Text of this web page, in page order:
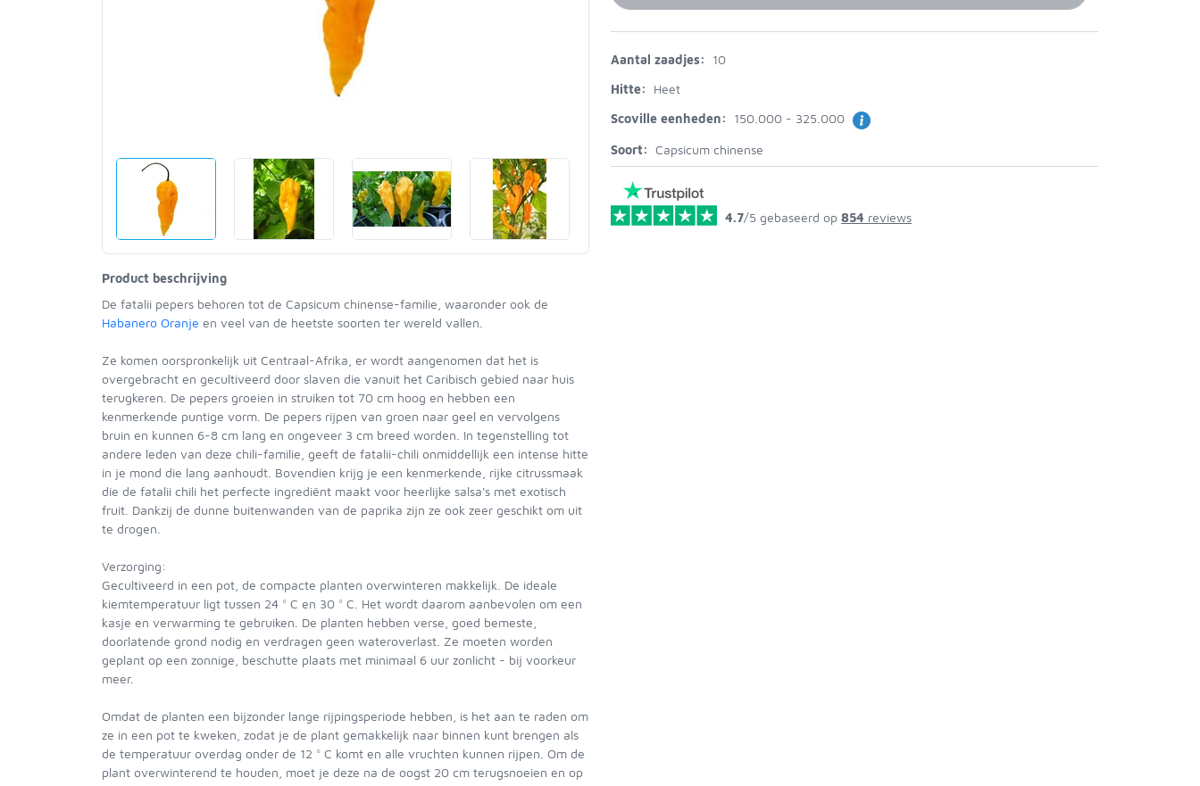
Product beschrijving
De fatalii pepers behoren tot de Capsicum chinense-familie, waaronder ook de
Habanero Oranje en veel van de heetste soorten ter wereld vallen.
Ze komen oorspronkelijk uit Centraal-Afrika, er wordt aangenomen dat het is
overgebracht en gecultiveerd door slaven die vanuit het Caribisch gebied naar huis
terugkeren. De pepers groeien in struiken tot 70 cm hoog en hebben een
kenmerkende puntige vorm. De pepers rijpen van groen naar geel en vervolgens
bruin en kunnen 6-8 cm lang en ongeveer 3 cm breed worden. In tegenstelling tot
andere leden van deze chili-familie, geeft de fatalii-chili onmiddellijk een intense hitte
in je mond die lang aanhoudt. Bovendien krijg je een kenmerkende, rijke citrussmaak
die de fatalii chili het perfecte ingrediënt maakt voor heerlijke salsa's met exotisch
fruit. Dankzij de dunne buitenwanden van de paprika zijn ze ook zeer geschikt om uit
te drogen.
Verzorging:
Gecultiveerd in een pot, de compacte planten overwinteren makkelijk. De ideale
kiemtemperatuur ligt tussen 24 ° C en 30 ° C. Het wordt daarom aanbevolen om een
kasje en verwarming te gebruiken. De planten hebben verse, goed bemeste,
doorlatende grond nodig en verdragen geen wateroverlast. Ze moeten worden
geplant op een zonnige, beschutte plaats met minimaal 6 uur zonlicht - bij voorkeur
meer.
Omdat de planten een bijzonder lange rijpingsperiode hebben, is het aan te raden om
ze in een pot te kweken, zodat je de plant gemakkelijk naar binnen kunt brengen als
de temperatuur overdag onder de 12 ° C komt en alle vruchten kunnen rijpen. Om de
plant overwinterend te houden, moet je deze na de oogst 20 cm terugsnoeien en op
Aantal zaadjes:
10
Hitte:
Heet
Scoville eenheden:
150.000 - 325.000
Soort: Capsicum chinense
4.7/5 gebaseerd op 854 reviews